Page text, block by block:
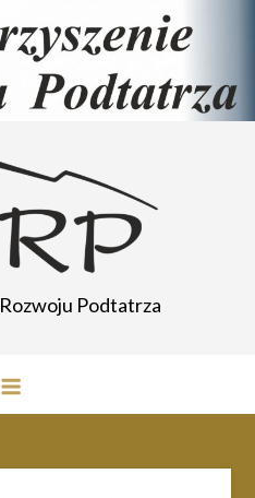
Podtatrza